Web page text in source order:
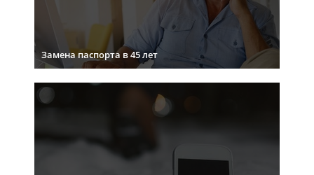
Замена паспорта в 45 лет